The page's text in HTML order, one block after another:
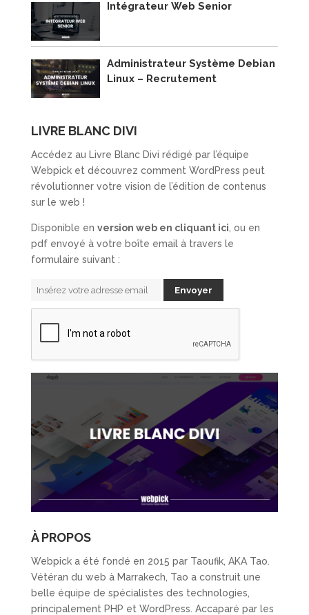
Intégrateur Web Senior
Administrateur Système Debian
Linux – Recrutement
LIVRE BLANC DIVI
Accédez au Livre Blanc Divi rédigé par l’équipe
Webpick et découvrez comment WordPress peut
révolutionner votre vision de l’édition de contenus
sur le web !
Disponible en version web en cliquant ici , ou en
pdf envoyé à votre boîte email à travers le
formulaire suivant :
À PROPOS
Webpick a été fondé en 2015 par Taoufik, AKA Tao.
Vétéran du web à Marrakech, Tao a construit une
belle équipe de spécialistes des technologies,
principalement PHP et WordPress. Accaparé par les